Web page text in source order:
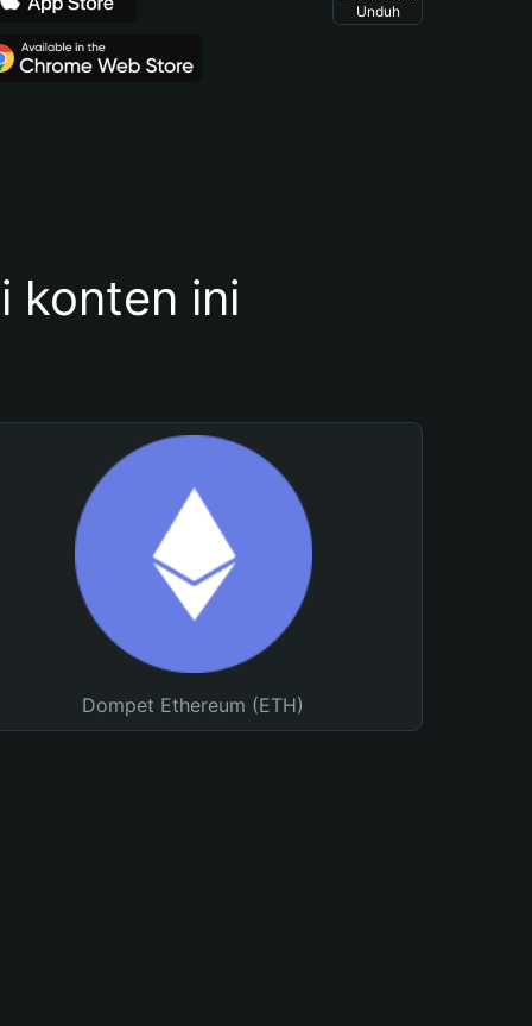
Unduh
konten ini
Dompet Ethereum (ETH)